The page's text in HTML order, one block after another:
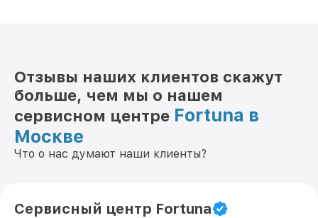
Отзывы наших клиентов скажут
больше, чем мы о нашем
сервисном центре Fortuna в
Москве
Что о нас думают наши клиенты?
Сервисный центр Fortuna